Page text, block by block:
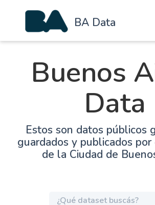
BA Data
Buenos
Data
Estos son datos públicos
guardados y publicados
de la Ciudad de